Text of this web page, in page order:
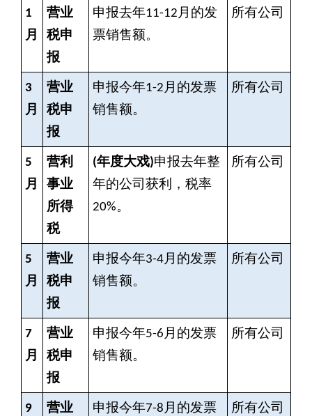
1
月
营业
税申
报
申报去年11-12月的发
票销售额。
所有公司
3
月
营业
税申
报
申报今年1-2月的发票
销售额。
所有公司
5
月
营利
事业
所得
税
(年度大戏)申报去年整
年的公司获利，税率
20%。
所有公司
5
月
营业
税申
报
申报今年3-4月的发票
销售额。
所有公司
7
月
营业
税申
报
申报今年5-6月的发票
销售额。
所有公司
9
营业
申报今年7-8月的发票
所有公司